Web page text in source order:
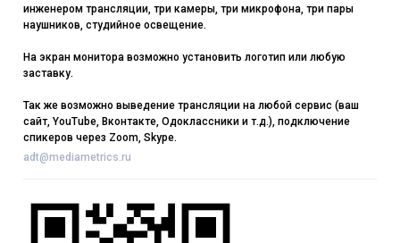
инженером трансляции, три камеры, три микрофона, три пары
наушников, студийное освещение.
На экран монитора возможно установить логотип или любую
заставку.
Так же возможно выведение трансляции на любой сервис (ваш
сайт, YouTube, Вконтакте, Одоклассники и т.д.), подключение
спикеров через Zoom, Skype.
adt@mediametrics.ru